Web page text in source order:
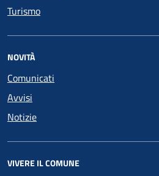
Turismo
NOVITÀ
Comunicati
Avvisi
Notizie
VIVERE IL COMUNE